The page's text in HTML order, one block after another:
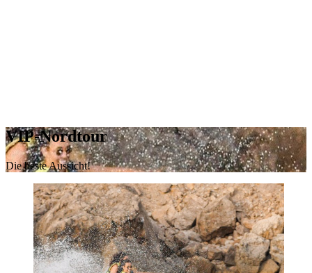
VIP-Nordtour
Die beste Aussicht!